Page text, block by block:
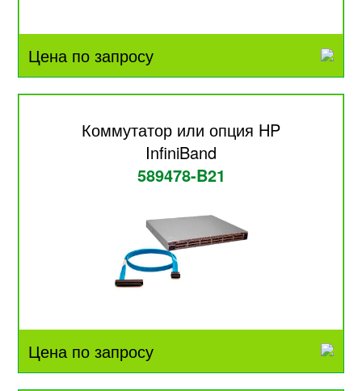
Цена по запросу
Коммутатор или опция HP
InfiniBand
589478-B21
Цена по запросу